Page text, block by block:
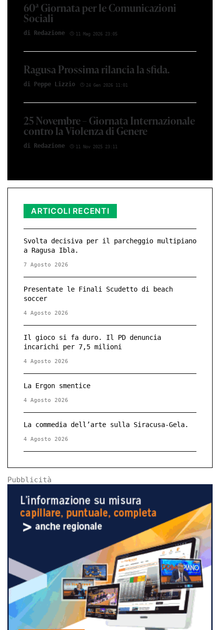
60ª Giornata per le Comunicazioni
Sociali
di Red­azio­ne 11 Mag 2026 23:05
Ragusa Prossima rilancia la sfida.
di Peppe Li­z­zio 24 Gen 2026 11:01
25 Novembre – Giornata Internazionale
contro la Violenza di Genere
di Red­azio­ne 11 Nov 2025 23:11
ARTICOLI RECENTI
Svolta decisiva per il parcheggio multipiano
a Ragusa Ibla.
7 Agosto 2026
Presentate le Finali Scudetto di beach
soccer
4 Agosto 2026
Il gioco si fa duro. Il PD denuncia
incarichi per 7,5 milioni
4 Agosto 2026
La Ergon smentice
4 Agosto 2026
La commedia dell’arte sulla Siracusa-Gela.
4 Agosto 2026
Pubblicità